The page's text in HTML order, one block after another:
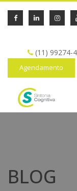
(11) 99274-
Agendamento
BLOG